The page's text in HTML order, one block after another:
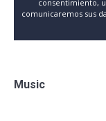
consentimiento,
comunicaremos sus
Music